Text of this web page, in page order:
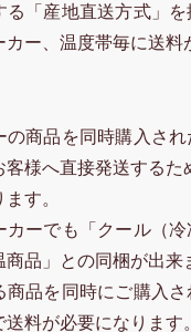
「産地直送方式」を
ー、温度帯毎に送料
の商品を同時購入さ
客様へ直接発送する
す。
カーでも「クール（
品」との同梱が出来
商品を同時にご購入
料が必要になります。